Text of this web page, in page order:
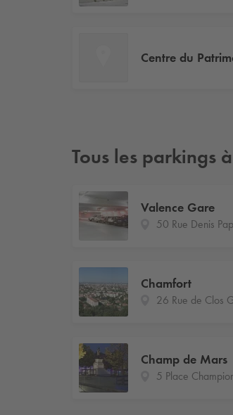
Centre du
Tous les parkings
Valence Gare
50 Rue Denis
Chamfort
26 Rue de Clos
Champ de Mars
5 Place